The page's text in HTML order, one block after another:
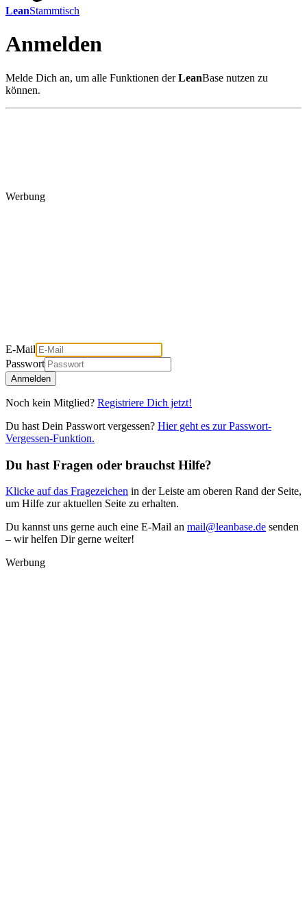
LeanStammtisch
Anmelden
Melde Dich an, um alle Funktionen derLeanBase nutzen zu
können.
Werbung
E-Mail
Passwort
Anmelden
Noch kein Mitglied? Registriere Dich jetzt!
Du hast Dein Passwort vergessen? Hier geht es zur Passwort-
Vergessen-Funktion.
Du hast Fragen oder brauchst Hilfe?
Klicke auf das Fragezeichen in der Leiste am oberen Rand der Seite,
um Hilfe zur aktuellen Seite zu erhalten.
Du kannst uns gerne auch eine E-Mail an mail@leanbase.de senden
– wir helfen Dir gerne weiter!
Werbung